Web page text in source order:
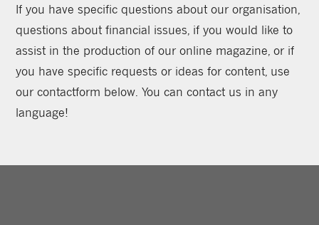
If you have specific questions about our organisation,
questions about financial issues, if you would like to
assist in the production of our online magazine, or if
you have specific requests or ideas for content, use
our contactform below. You can contact us in any
language!